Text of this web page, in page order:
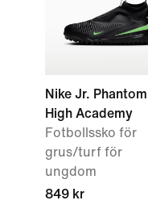
Nike Jr.
High Academy
Fotbollssko för
grus/turf för
ungdom
849 kr